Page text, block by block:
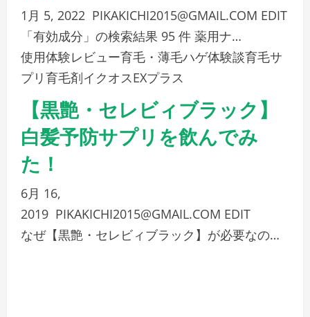
1月 5, 2022 PIKAKICHI2015@GMAIL.COM EDIT
「有効成分」の検索結果 95 件 薬用ナ…
使用体験レビュー育毛・薄毛ハゲ体験談育毛サ
プリ育毛剤イクオスEXプラス
【黒艶・セレビィブラック】
白髪予防サプリを飲んでみ
た！
6月 16,
2019 PIKAKICHI2015@GMAIL.COM EDIT
なぜ【黒艶・セレビィブラック】が必要なの…